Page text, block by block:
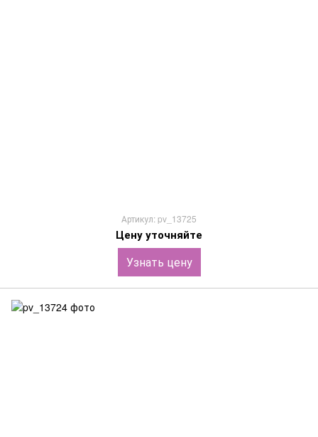
Артикул: pv_13725
Цену уточняйте
Узнать цену